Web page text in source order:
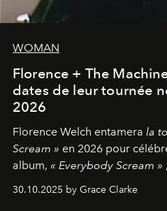
WOMAN
Florence + The
dates de leur tournée
2026
Florence Welch entamera la
Scream » en 2026 pour
album, « Everybody Scream »
dates nord-américaines
30.10.2025 by Grace Clarke